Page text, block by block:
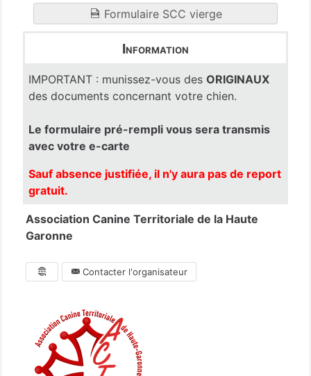
Formulaire SCC vierge
Information
IMPORTANT : munissez-vous des ORIGINAUX
des documents concernant votre chien.
Le formulaire pré-rempli vous sera transmis
avec votre e-carte
Sauf absence justifiée, il n'y aura pas de report
gratuit.
Association Canine Territoriale de la Haute
Garonne
Contacter l'organisateur